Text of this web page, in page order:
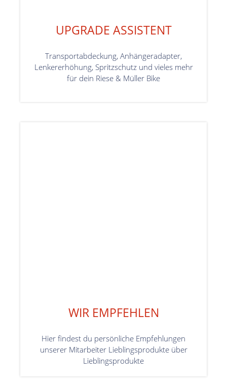
UPGRADE ASSISTENT
Transportabdeckung, Anhängeradapter,
Lenkererhöhung, Spritzschutz und vieles mehr
für dein Riese & Müller Bike
WIR EMPFEHLEN
Hier findest du persönliche Empfehlungen
unserer Mitarbeiter Lieblingsprodukte über
Lieblingsprodukte